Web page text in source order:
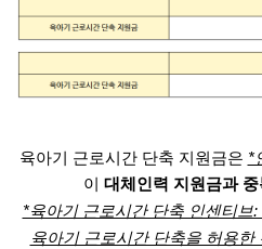
육아기 근로시간 단축 지원금은 *
이 대체인력 지원금과
*육아기 근로시간 단축 인센티브
육아기 근로시간 단축을 허용